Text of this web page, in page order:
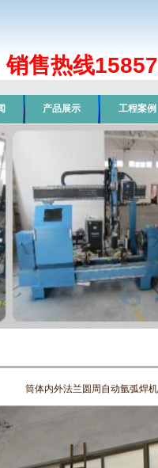
线
产品展示 工程案例
筒体内外法兰圆周自动氩弧焊机